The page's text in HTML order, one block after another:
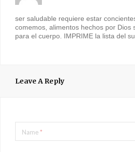
ser saludable requiere estar
comemos, alimentos hechos por Dios
para el cuerpo. IMPRIME la lista del
Leave A Reply
Name*